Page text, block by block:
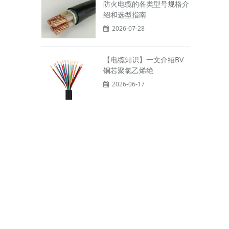
防火电缆的各类型号规格介
绍和选型指南
2026-07-28
【电缆知识】一文介绍BV
铜芯聚氯乙烯绝
2026-06-17